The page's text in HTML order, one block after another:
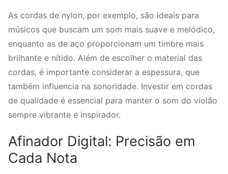
As cordas de nylon, por exemplo, são ideais para
músicos que buscam um som mais suave e melódico,
enquanto as de aço proporcionam um timbre mais
brilhante e nítido. Além de escolher o material das
cordas, é importante considerar a espessura, que
também influencia na sonoridade. Investir em cordas
de qualidade é essencial para manter o som do violão
sempre vibrante e inspirador.
Afinador Digital: Precisão em
Cada Nota